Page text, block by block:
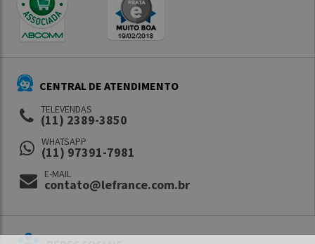
CENTRAL DE ATENDIMENTO
TELEVENDAS
(11) 2389-3850
WHATSAPP
(11) 97391-7981
E-MAIL
contato@lefrance.com.br